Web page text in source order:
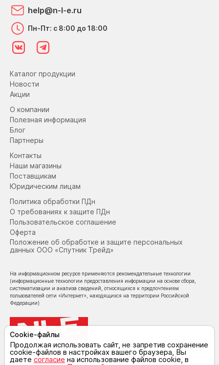
Каталог продукции
Новости
Акции
О компании
Полезная информация
Блог
Партнеры
Контакты
Наши магазины
Поставщикам
Юридическим лицам
Политика обработки ПДн
О требованиях к защите ПДн
Пользовательское соглашение
Оферта
Положение об обработке и защите персональных
данных ООО «Спутник Трейд»
help@n-l-e.ru
Пн-Пт: с 8:00 до 18:00
© NoLimit Electronics 2026
На информационном ресурсе применяются рекомендательные технологии
(информационные технологии предоставления информации на основе сбора,
систематизации и анализа сведений, относящихся к предпочтениям
пользователей сети «Интернет», находящихся на территории Российской
Федерации)
Cookie-файлы
Продолжая использовать сайт, не запретив сохранение
cookie-файлов в настройках вашего браузера, Вы
даете согласие на использование файлов cookie, в